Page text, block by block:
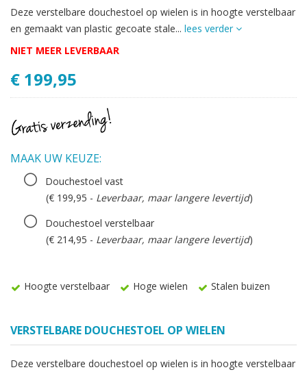
Deze verstelbare douchestoel op wielen is in hoogte verstelbaar
en gemaakt van plastic gecoate stale... lees verder
NIET MEER LEVERBAAR
€ 199,95
MAAK UW KEUZE:
Douchestoel vast
(€ 199,95 - Leverbaar, maar langere levertijd)
Douchestoel verstelbaar
(€ 214,95 - Leverbaar, maar langere levertijd)
Hoogte verstelbaar Hoge wielen Stalen buizen
VERSTELBARE DOUCHESTOEL OP WIELEN
Deze verstelbare douchestoel op wielen is in hoogte verstelbaar